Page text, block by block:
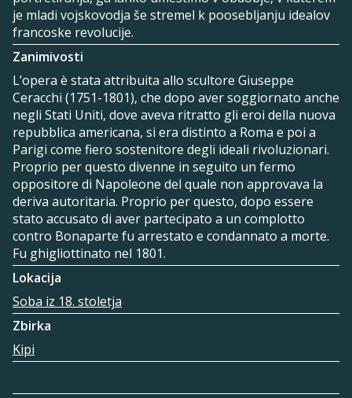
je mladi vojskovodja še stremel k poosebljanju idealov
francoske revolucije.
Zanimivosti
L’opera è stata attribuita allo scultore Giuseppe
Ceracchi (1751-1801), che dopo aver soggiornato anche
negli Stati Uniti, dove aveva ritratto gli eroi della nuova
repubblica americana, si era distinto a Roma e poi a
Parigi come fiero sostenitore degli ideali rivoluzionari.
Proprio per questo divenne in seguito un fermo
oppositore di Napoleone del quale non approvava la
deriva autoritaria. Proprio per questo, dopo essere
stato accusato di aver partecipato a un complotto
contro Bonaparte fu arrestato e condannato a morte.
Fu ghigliottinato nel 1801.
Lokacija
Soba iz 18. stoletja
Zbirka
Kipi